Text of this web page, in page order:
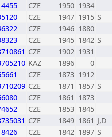
CZE 1950 1934
CZE 1947 1915 S
CZE 1946 1880
CZE 1945 1842 S
CZE 1902 1931
KAZ 1896
0
CZE 1873 1912
CZE 1871 1857 S
CZE 1861 1873
CZE 1853 1845
CZE 1849 1861 J,D
CZE 1842 1897 S